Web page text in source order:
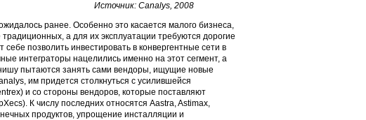
Источник: Canalys, 2008
ранее. Особенно это касается малого бизнеса,
а для их эксплуатации требуются дорогие
позволить инвестировать в конвергентные сети в
интеграторы нацелились именно на этот сегмент, а
пытаются занять сами вендоры, ищущие новые
им придется столкнуться с усилившейся
и со стороны вендоров, которые поставляют
К числу последних относятся Aastra, Astimax,
продуктов, упрощение инсталляции и